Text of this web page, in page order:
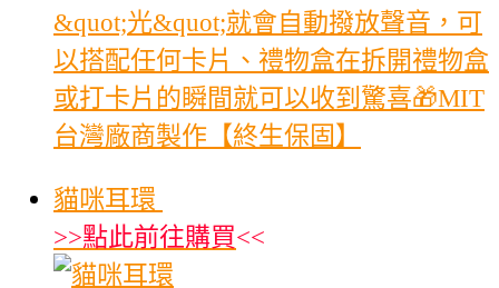
&quot;光&quot;就會自動撥放聲音，可
以搭配任何卡片、禮物盒在拆開禮物盒
或打卡片的瞬間就可以收到驚喜🎁MIT
台灣廠商製作【終生保固】
貓咪耳環
>>點此前往購買<<